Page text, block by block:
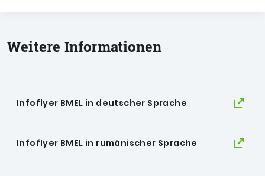
Weitere Informationen
Infoflyer BMEL in deutscher Sprache
Infoflyer BMEL in rumänischer Sprache